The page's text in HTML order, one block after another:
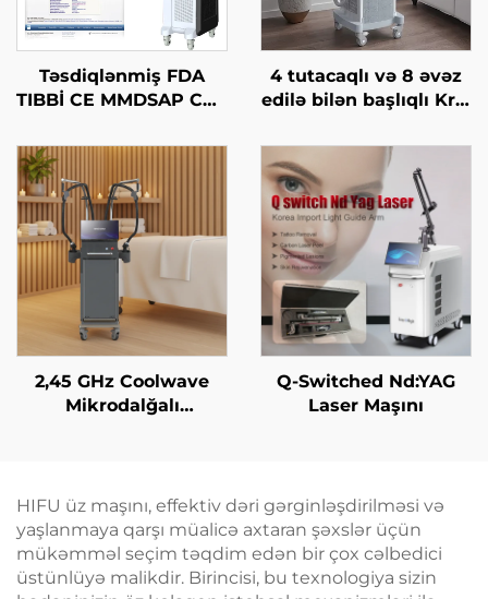
Təsdiqlənmiş FDA
TIBBİ CE MMDSAP CO2
Maşını
4 tutacaqlı və 8 əvəz
edilə bilən başlıqlı Krio
soyutma texnologiyası
ilə krioterapiya, çəki
itirmə kosmetik maşın
2,45 GHz Coolwave
Mikrodalğalı
və Gərginləşdirilməsi,
Üzün Radiofrekvanslı
Emalı, Çəki Itirmə və
Bədənin İncələnməsi
Q-Switched Nd:YAG
Laser Maşını
HIFU üz maşını, effektiv dəri gərginləşdirilməsi və
yaşlanmaya qarşı müalicə axtaran şəxslər üçün
mükəmməl seçim təqdim edən bir çox cəlbedici
üstünlüyə malikdir. Birincisi, bu texnologiya sizin